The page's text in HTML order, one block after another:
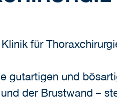
für
gutartigen und
der Brustwand –